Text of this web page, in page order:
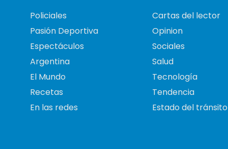
Policiales
Pasión Deportiva
Espectáculos
Argentina
El Mundo
Recetas
En las redes
Cartas del lector
Opinion
Sociales
Salud
Tecnología
Tendencia
Estado del tránsito